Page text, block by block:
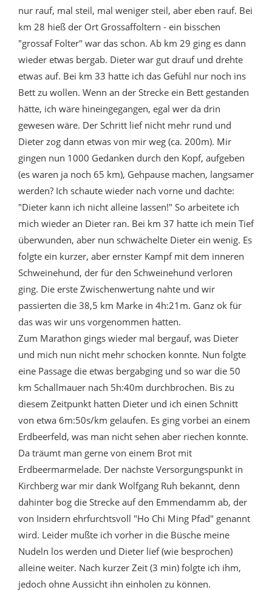
nur rauf, mal steil, mal weniger steil, aber eben rauf. Bei
km 28 hieß der Ort Grossaffoltern - ein bisschen
"grossaf Folter" war das schon. Ab km 29 ging es dann
wieder etwas bergab. Dieter war gut drauf und drehte
etwas auf. Bei km 33 hatte ich das Gefühl nur noch ins
Bett zu wollen. Wenn an der Strecke ein Bett gestanden
hätte, ich wäre hineingegangen, egal wer da drin
gewesen wäre. Der Schritt lief nicht mehr rund und
Dieter zog dann etwas von mir weg (ca. 200m). Mir
gingen nun 1000 Gedanken durch den Kopf, aufgeben
(es waren ja noch 65 km), Gehpause machen, langsamer
werden? Ich schaute wieder nach vorne und dachte:
"Dieter kann ich nicht alleine lassen!" So arbeitete ich
mich wieder an Dieter ran. Bei km 37 hatte ich mein Tief
überwunden, aber nun schwächelte Dieter ein wenig. Es
folgte ein kurzer, aber ernster Kampf mit dem inneren
Schweinehund, der für den Schweinehund verloren
ging. Die erste Zwischenwertung nahte und wir
passierten die 38,5 km Marke in 4h:21m. Ganz ok für
das was wir uns vorgenommen hatten.
Zum Marathon gings wieder mal bergauf, was Dieter
und mich nun nicht mehr schocken konnte. Nun folgte
eine Passage die etwas bergabging und so war die 50
km Schallmauer nach 5h:40m durchbrochen. Bis zu
diesem Zeitpunkt hatten Dieter und ich einen Schnitt
von etwa 6m:50s/km gelaufen. Es ging vorbei an einem
Erdbeerfeld, was man nicht sehen aber riechen konnte.
Da träumt man gerne von einem Brot mit
Erdbeermarmelade. Der nächste Versorgungspunkt in
Kirchberg war mir dank Wolfgang Ruh bekannt, denn
dahinter bog die Strecke auf den Emmendamm ab, der
von Insidern ehrfurchtsvoll "Ho Chi Ming Pfad" genannt
wird. Leider mußte ich vorher in die Büsche meine
Nudeln los werden und Dieter lief (wie besprochen)
alleine weiter. Nach kurzer Zeit (3 min) folgte ich ihm,
jedoch ohne Aussicht ihn einholen zu können.